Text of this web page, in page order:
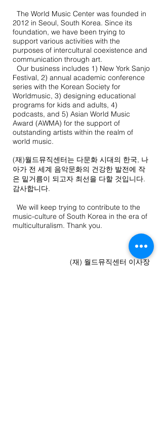
The World Music Center was founded in
2012 in Seoul, South Korea. Since its
foundation, we have been trying to
support various activities with the
purposes of intercultural coexistence and
communication through art.
Our business includes 1) New York Sanjo
Festival, 2) annual academic conference
series with the Korean Society for
Worldmusic, 3) designing educational
programs for kids and adults, 4)
podcasts, and 5) Asian World Music
Award (AWMA) for the support of
outstanding artists within the realm of
world music.
(재)월드뮤직센터는 다문화 시대의 한국, 나
아가 전 세계 음악문화의 건강한 발전에 작
은 밑거름이 되고자 최선을 다할 것입니다.
감사합니다.
We will keep trying to contribute to the
music-culture of South Korea in the era of
multiculturalism. Thank you.
(재) 월드뮤직센터 이사장